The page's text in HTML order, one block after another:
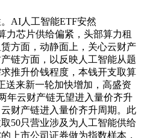
AI人工智能ETF安然
力芯片供给偏紧，头部算力租
方面，动静面上，关心云财产
链方面，以反映人工智能从题
推升价钱程度，本钱开支取算
送来新一轮加快增加，高盛资
年云财产链无望进入量价齐升
财产链进入量价齐升周期。此
50只营业涉及为人工智能供给
上市公司证券做为指数样本，